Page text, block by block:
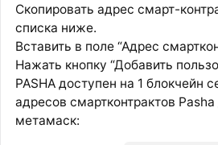
Скопировать адрес смарт-
списка ниже.
Вставить в поле “Адрес
Нажать кнопку “Добавить
PASHA доступен на 1 блокчейн
адресов смартконтрактов
метамаск: